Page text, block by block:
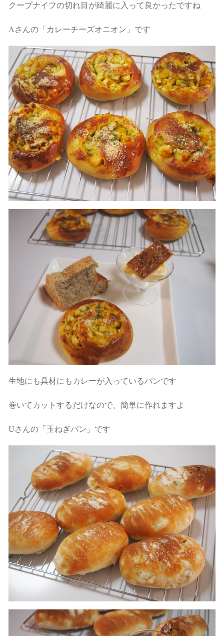
クープナイフの切れ目が綺麗に入って良かったですね
Aさんの「カレーチーズオニオン」です
生地にも具材にもカレーが入っているパンです
巻いてカットするだけなので、簡単に作れますよ
Uさんの「玉ねぎパン」です